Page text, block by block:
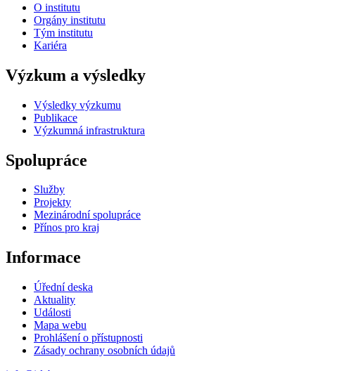
O institutu
Orgány institutu
Tým institutu
Kariéra
Výzkum a výsledky
Výsledky výzkumu
Publikace
Výzkumná infrastruktura
Spolupráce
Služby
Projekty
Mezinárodní spolupráce
Přínos pro kraj
Informace
Úřední deska
Aktuality
Události
Mapa webu
Prohlášení o přístupnosti
Zásady ochrany osobních údajů